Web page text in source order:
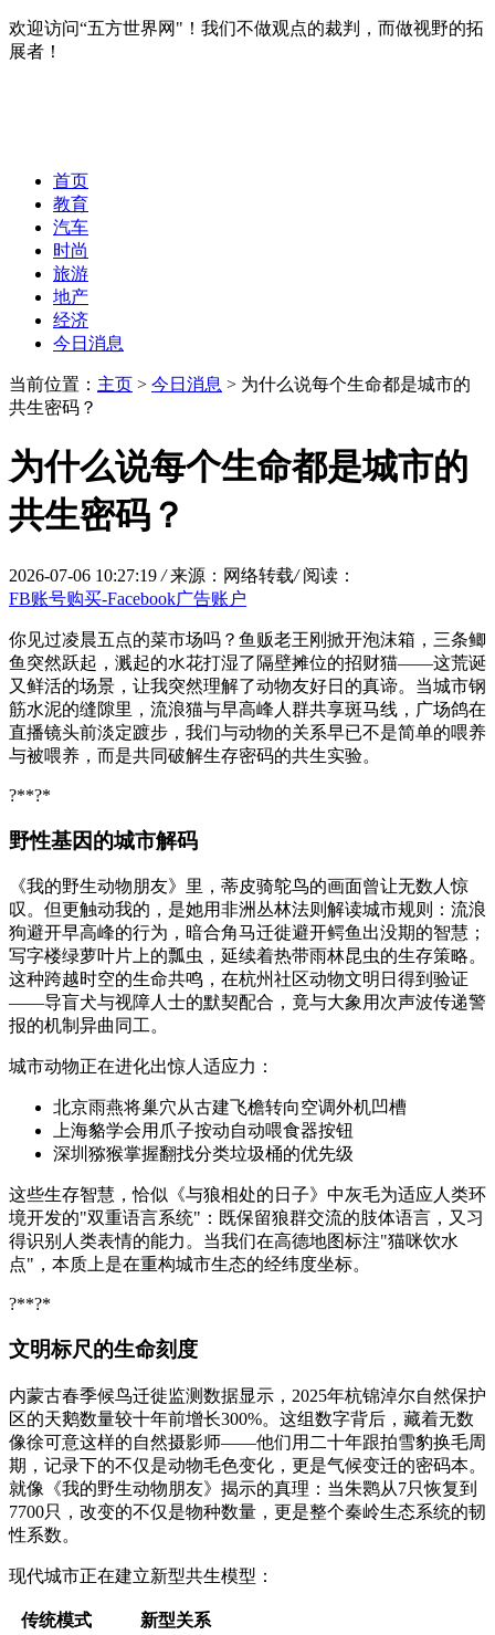
欢迎访问“五方世界网"！我们不做观点的裁判，而做视野的拓
展者！
首页
教育
汽车
时尚
旅游
地产
经济
今日消息
当前位置： 主页 > 今日消息 > 为什么说每个生命都是城市的
共生密码？
为什么说每个生命都是城市的
共生密码？
2026-07-06 10:27:19 / 来源：网络转载/ 阅读：
FB账号购买-Facebook广告账户
你见过凌晨五点的菜市场吗？鱼贩老王刚掀开泡沫箱，三条鲫
鱼突然跃起，溅起的水花打湿了隔壁摊位的招财猫——这荒诞
又鲜活的场景，让我突然理解了动物友好日的真谛。当城市钢
筋水泥的缝隙里，流浪猫与早高峰人群共享斑马线，广场鸽在
直播镜头前淡定踱步，我们与动物的关系早已不是简单的喂养
与被喂养，而是共同破解生存密码的共生实验。
?**?*
野性基因的城市解码
《我的野生动物朋友》里，蒂皮骑鸵鸟的画面曾让无数人惊
叹。但更触动我的，是她用非洲丛林法则解读城市规则：流浪
狗避开早高峰的行为，暗合角马迁徙避开鳄鱼出没期的智慧；
写字楼绿萝叶片上的瓢虫，延续着热带雨林昆虫的生存策略。
这种跨越时空的生命共鸣，在杭州社区动物文明日得到验证
——导盲犬与视障人士的默契配合，竟与大象用次声波传递警
报的机制异曲同工。
城市动物正在进化出惊人适应力：
北京雨燕将巢穴从古建飞檐转向空调外机凹槽
上海貉学会用爪子按动自动喂食器按钮
深圳猕猴掌握翻找分类垃圾桶的优先级
这些生存智慧，恰似《与狼相处的日子》中灰毛为适应人类环
境开发的"双重语言系统"：既保留狼群交流的肢体语言，又习
得识别人类表情的能力。当我们在高德地图标注"猫咪饮水
点"，本质上是在重构城市生态的经纬度坐标。
?**?*
文明标尺的生命刻度
内蒙古春季候鸟迁徙监测数据显示，2025年杭锦淖尔自然保护
区的天鹅数量较十年前增长300%。这组数字背后，藏着无数
像徐可意这样的自然摄影师——他们用二十年跟拍雪豹换毛周
期，记录下的不仅是动物毛色变化，更是气候变迁的密码本。
就像《我的野生动物朋友》揭示的真理：当朱鹮从7只恢复到
7700只，改变的不仅是物种数量，更是整个秦岭生态系统的韧
性系数。
现代城市正在建立新型共生模型：
传统模式
新型关系